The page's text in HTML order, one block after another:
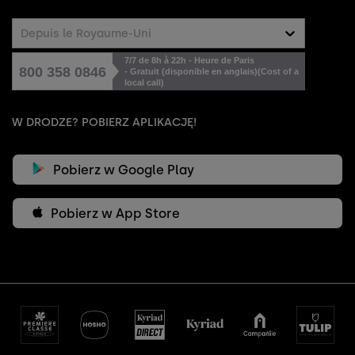
Depuis le Royaume-Uni
800 358 0846
7/7 de 8h à 22h - Heure de Paris
- Gratuit (disponible en anglais)(Cost of a
local call)
W DRODZE? POBIERZ APLIKACJĘ!
Pobierz w Google Play
Pobierz w App Store